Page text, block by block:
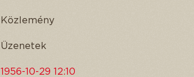
Közlemény
Üzenetek
1956-10-29 12:10